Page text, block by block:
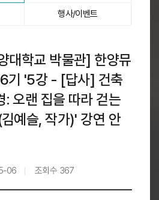
행사/이벤트
대학교 박물관] 한양뮤
기 '5강 - [답사] 건축
: 오랜 집을 따라 걷는
예슬, 작가)' 강연 안
06 조회수 367